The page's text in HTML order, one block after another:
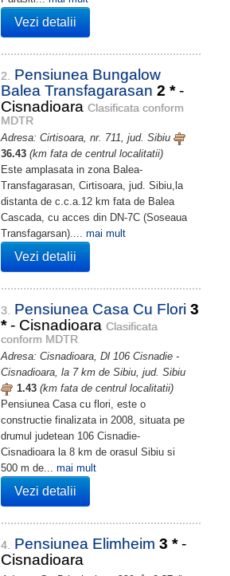
Vezi detalii
2.
Pensiunea Bungalow
Balea Transfagarasan 2 * -
Cisnadioara Clasificata conform
MDTR
Adresa: Cirtisoara, nr. 711, jud. Sibiu
36.43 (km fata de centrul localitatii)
Este amplasata in zona Balea-
Transfagarasan, Cirtisoara, jud. Sibiu,la
distanta de c.c.a.12 km fata de Balea
Cascada, cu acces din DN-7C (Soseaua
Transfagarsan).... mai mult
Vezi detalii
3. Pensiunea Casa Cu Flori 3
* - Cisnadioara Clasificata
conform MDTR
Adresa: Cisnadioara, Dl 106 Cisnadie -
Cisnadioara, la 7 km de Sibiu, jud. Sibiu
1.43 (km fata de centrul localitatii)
Pensiunea Casa cu flori, este o
constructie finalizata in 2008, situata pe
drumul judetean 106 Cisnadie-
Cisnadioara la 8 km de orasul Sibiu si
500 m de... mai mult
Vezi detalii
4. Pensiunea Elimheim 3 * -
Cisnadioara